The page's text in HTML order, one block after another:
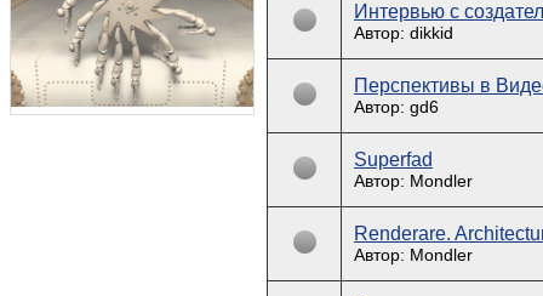
Интервью с
Автор: dikkid
Перспективы в
Автор: gd6
Superfad
Автор: Mondler
Renderare.
Автор: Mondler